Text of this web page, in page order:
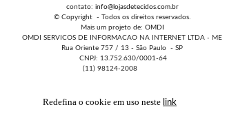
contato: info@lojasdetecidos.com.br
© Copyright - Todos os direitos reservados.
Mais um projeto de: OMDI
OMDI SERVICOS DE INFORMACAO NA INTERNET LTDA - ME
Rua Oriente 757 / 13 - São Paulo - SP
CNPJ: 13.752.630/0001-64
(11) 98124-2008
Redefina o cookie em uso neste link